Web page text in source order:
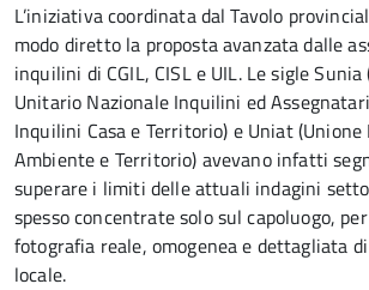
L’iniziativa coordinata dal Tavolo
modo diretto la proposta avanzata dalle
inquilini di CGIL, CISL e UIL. Le sigle
Unitario Nazionale Inquilini ed
Inquilini Casa e Territorio) e Uniat
Ambiente e Territorio) avevano infatti
superare i limiti delle attuali indagini
spesso concentrate solo sul capoluogo,
fotografia reale, omogenea e dettagliata
locale.